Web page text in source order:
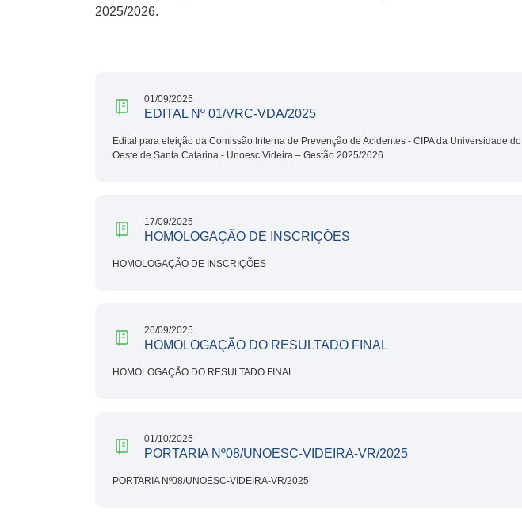
2025/2026.
01/09/2025
EDITAL Nº 01/VRC-VDA/2025
Edital para eleição da Comissão Interna de Prevenção de Acidentes - CIPA da Universidade do
Oeste de Santa Catarina - Unoesc Videira – Gestão 2025/2026.
17/09/2025
HOMOLOGAÇÃO DE INSCRIÇÕES
HOMOLOGAÇÃO DE INSCRIÇÕES
26/09/2025
HOMOLOGAÇÃO DO RESULTADO FINAL
HOMOLOGAÇÃO DO RESULTADO FINAL
01/10/2025
PORTARIA Nº08/UNOESC-VIDEIRA-VR/2025
PORTARIA Nº08/UNOESC-VIDEIRA-VR/2025